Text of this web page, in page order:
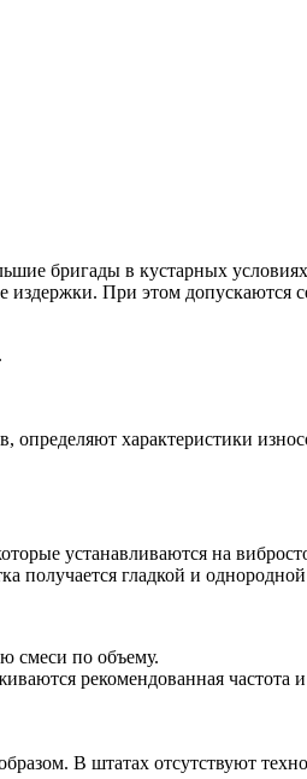
бригады в кустарных
издержки. При этом
определяют характеристики
устанавливаются на
получается гладкой и
смеси по объему.
рекомендованная частота
В штатах отсутствуют